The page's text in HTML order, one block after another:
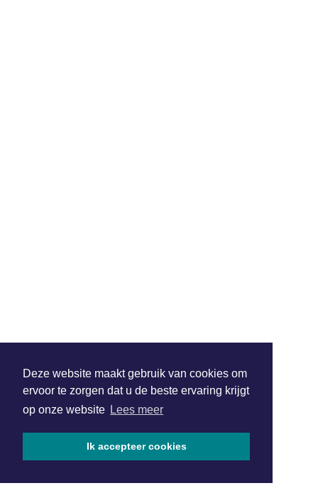
Deze website maakt gebruik van cookies om
ervoor te zorgen dat u de beste ervaring krijgt
op onze website Lees meer
Ik accepteer cookies